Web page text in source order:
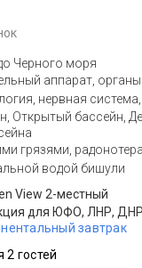
Черного моря
аппарат,
нервная
Открытый бассейн,
грязями,
водой бишули
View 2-местный
завтрак
2 гостей